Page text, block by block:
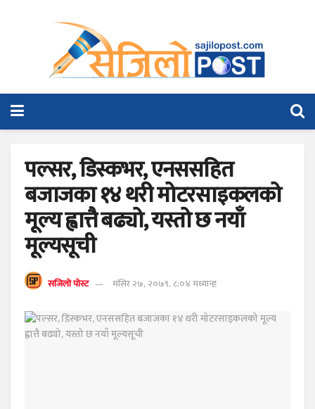
पल्सर, डिस्कभर, एनससहित
बजाजका १४ थरी मोटरसाइकलको
मूल्य ह्वात्तै बढ्यो, यस्तो छ नयाँ
मूल्यसूची
सजिलो पोस्ट मंसिर २७, २०७९, ८:०४ मध्यान्ह